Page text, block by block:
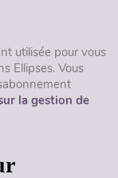
utilisée pour vous
Ellipses. Vous
la gestion de